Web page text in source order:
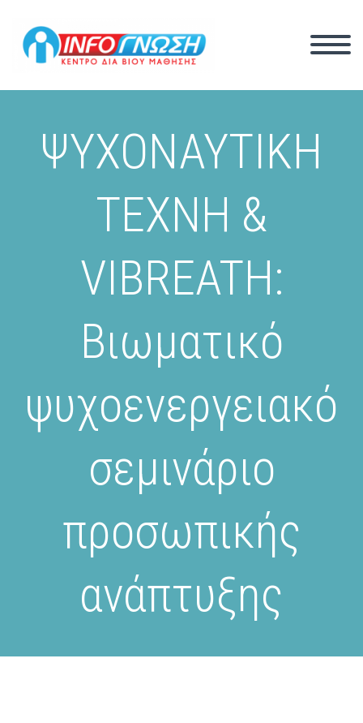
ΨΥΧΟΝΑΥΤΙΚΗ
ΤΕΧΝΗ &
VIBREATH:
Βιωματικό
ψυχοενεργειακό
σεμινάριο
προσωπικής
ανάπτυξης